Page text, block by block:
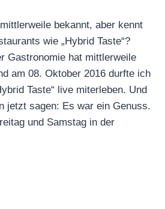
bekannt, aber kennt
wie „Hybrid Taste“?
Gastronomie hat mittlerweile
am 08. Oktober 2016 durfte ich
Taste“ live miterleben. Und
jetzt sagen: Es war ein Genuss.
und Samstag in der